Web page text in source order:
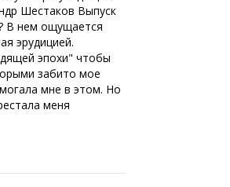
Шестаков Выпуск
В нем ощущается
эрудицией.
эпохи" чтобы
забито мое
мне в этом. Но
меня